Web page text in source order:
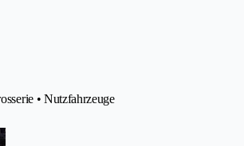
• Nutzfahrzeuge